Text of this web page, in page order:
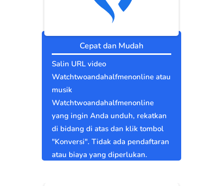
Cepat dan Mudah
Salin URL video
Watchtwoandahalfmenonline atau
musik
Watchtwoandahalfmenonline
yang ingin Anda unduh, rekatkan
di bidang di atas dan klik tombol
"Konversi". Tidak ada pendaftaran
atau biaya yang diperlukan.